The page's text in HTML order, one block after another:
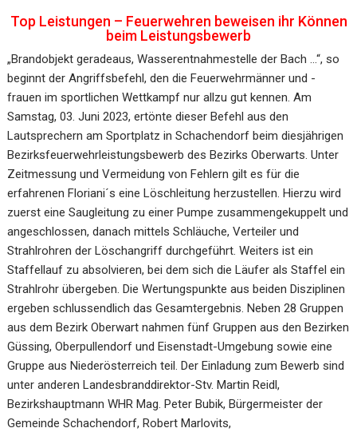
Top Leistungen – Feuerwehren beweisen ihr Können
beim Leistungsbewerb
„Brandobjekt geradeaus, Wasserentnahmestelle der Bach …“, so
beginnt der Angriffsbefehl, den die Feuerwehrmänner und -
frauen im sportlichen Wettkampf nur allzu gut kennen. Am
Samstag, 03. Juni 2023, ertönte dieser Befehl aus den
Lautsprechern am Sportplatz in Schachendorf beim diesjährigen
Bezirksfeuerwehrleistungsbewerb des Bezirks Oberwarts. Unter
Zeitmessung und Vermeidung von Fehlern gilt es für die
erfahrenen Floriani´s eine Löschleitung herzustellen. Hierzu wird
zuerst eine Saugleitung zu einer Pumpe zusammengekuppelt und
angeschlossen, danach mittels Schläuche, Verteiler und
Strahlrohren der Löschangriff durchgeführt. Weiters ist ein
Staffellauf zu absolvieren, bei dem sich die Läufer als Staffel ein
Strahlrohr übergeben. Die Wertungspunkte aus beiden Disziplinen
ergeben schlussendlich das Gesamtergebnis. Neben 28 Gruppen
aus dem Bezirk Oberwart nahmen fünf Gruppen aus den Bezirken
Güssing, Oberpullendorf und Eisenstadt-Umgebung sowie eine
Gruppe aus Niederösterreich teil. Der Einladung zum Bewerb sind
unter anderen Landesbranddirektor-Stv. Martin Reidl,
Bezirkshauptmann WHR Mag. Peter Bubik, Bürgermeister der
Gemeinde Schachendorf, Robert Marlovits,